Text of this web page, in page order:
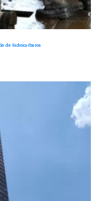
de hidrocarburos